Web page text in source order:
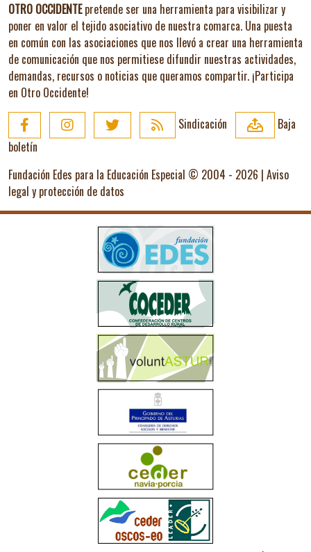
OTRO OCCIDENTEpretende ser una herramienta para visibilizar y
poner en valor el tejido asociativo de nuestra comarca. Una puesta
en común con las asociaciones que nos llevó a crear una herramienta
de comunicación que nos permitiese difundir nuestras actividades,
demandas, recursos o noticias que queramos compartir. ¡Participa
en Otro Occidente!
Sindicación
Baja
boletín
Fundación Edes para la Educación Especial © 2004 - 2026 | Aviso
legal y protección de datos